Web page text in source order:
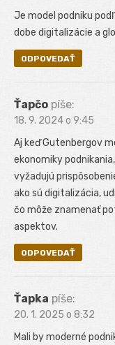
Je model podniku
dobe digitalizácie a
ODPOVEDAŤ
Ťapčo píše:
18. 9. 2024 o 9:45
Aj keď Gutenbergov
ekonomiky
vyžadujú
ako sú digitalizácia,
čo môže znamenať
aspektov.
ODPOVEDAŤ
Ťapka píše:
20. 1. 2025 o 8:32
Mali by moderné